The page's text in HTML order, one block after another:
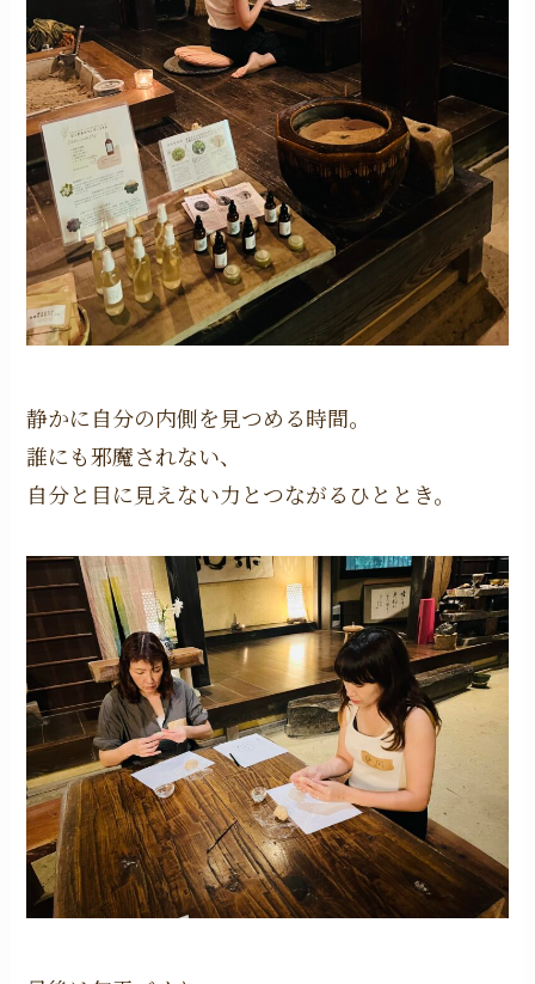
静かに自分の内側を見つめる時間。
誰にも邪魔されない、
自分と目に見えない力とつながるひととき。